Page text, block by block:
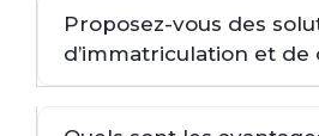
Proposez-vous des
d’immatriculation et de